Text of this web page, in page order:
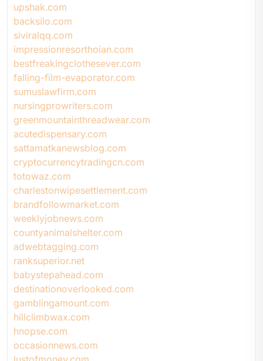
upshak.com
backsilo.com
siviralqq.com
impressionresorthoian.com
bestfreakingclothesever.com
falling-film-evaporator.com
sumuslawfirm.com
nursingprowriters.com
greenmountainthreadwear.com
acutedispensary.com
sattamatkanewsblog.com
cryptocurrencytradingcn.com
totowaz.com
charlestonwipesettlement.com
brandfollowmarket.com
weeklyjobnews.com
countyanimalshelter.com
adwebtagging.com
ranksuperior.net
babystepahead.com
destinationoverlooked.com
gamblingamount.com
hillclimbwax.com
hnopse.com
occasionnews.com